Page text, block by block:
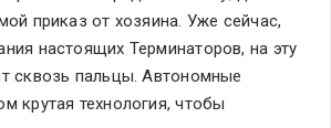
приказ от хозяина. Уже сейчас,
настоящих Терминаторов, на эту
сквозь пальцы. Автономные
крутая технология, чтобы